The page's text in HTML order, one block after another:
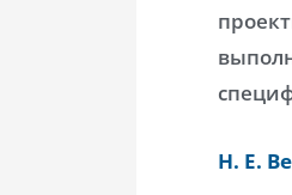
Н. Е.